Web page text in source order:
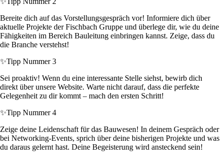
Bereite dich auf das Vorstellungsgespräch vor! Informiere dich über
aktuelle Projekte der Fischbach Gruppe und überlege dir, wie du deine
Fähigkeiten im Bereich Bauleitung einbringen kannst. Zeige, dass du
die Branche verstehst!
✨Tipp Nummer 3
Sei proaktiv! Wenn du eine interessante Stelle siehst, bewirb dich
direkt über unsere Website. Warte nicht darauf, dass die perfekte
Gelegenheit zu dir kommt – mach den ersten Schritt!
✨Tipp Nummer 4
Zeige deine Leidenschaft für das Bauwesen! In deinem Gespräch oder
bei Networking-Events, sprich über deine bisherigen Projekte und was
du daraus gelernt hast. Deine Begeisterung wird ansteckend sein!